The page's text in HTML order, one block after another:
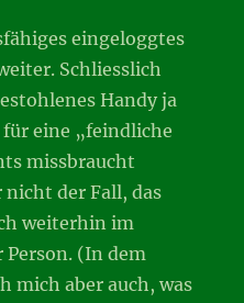
eingeloggtes
Schliesslich
Handy ja
für eine „feindliche
missbraucht
nicht der Fall, das
weiterhin im
(In dem
mich aber auch, was